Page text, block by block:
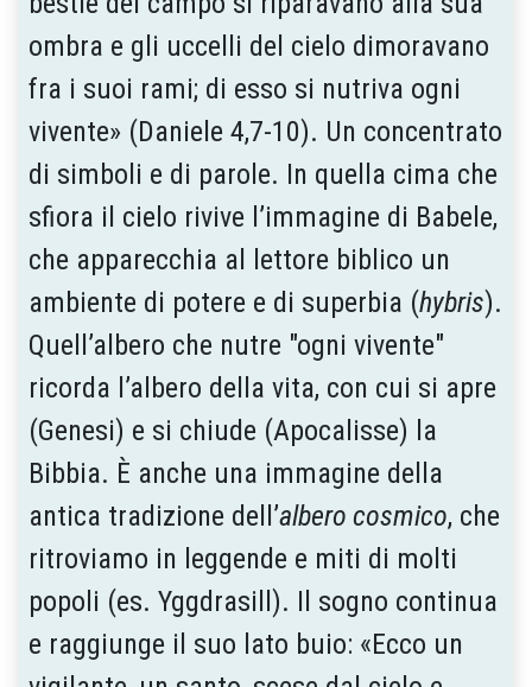
ombra e gli uccelli del cielo dimoravano
fra i suoi rami; di esso si nutriva ogni
vivente» (Daniele 4,7-10). Un concentrato
di simboli e di parole. In quella cima che
sfiora il cielo rivive l’immagine di Babele,
che apparecchia al lettore biblico un
ambiente di potere e di superbia (hybris).
Quell’albero che nutre "ogni vivente"
ricorda l’albero della vita, con cui si apre
(Genesi) e si chiude (Apocalisse) la
Bibbia. È anche una immagine della
antica tradizione dell’albero cosmico, che
ritroviamo in leggende e miti di molti
popoli (es. Yggdrasill). Il sogno continua
e raggiunge il suo lato buio: «Ecco un